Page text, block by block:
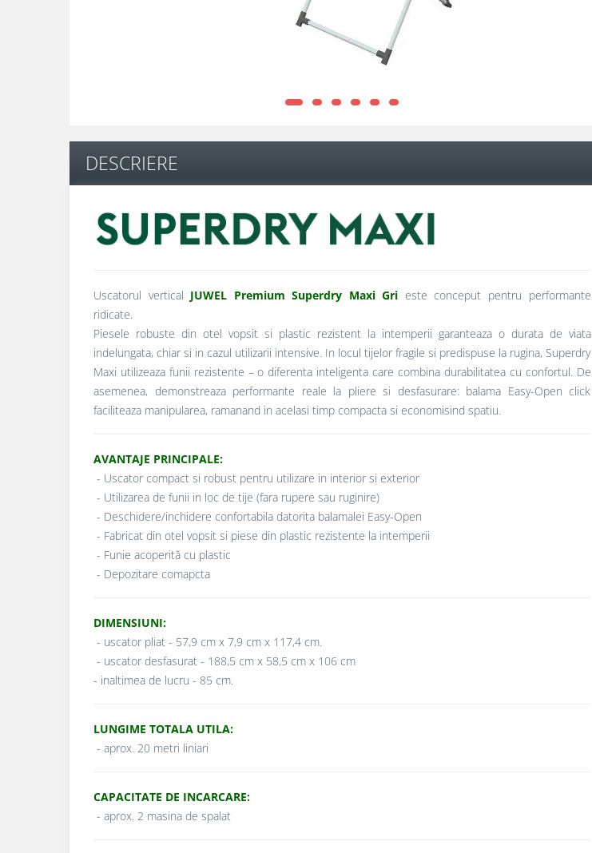
DESCRIERE
Uscatorul vertical JUWEL Premium Superdry Maxi Gri este conceput pentru performante
ridicate.
Piesele robuste din otel vopsit si plastic rezistent la intemperii garanteaza o durata de viata
indelungata, chiar si in cazul utilizarii intensive. In locul tijelor fragile si predispuse la rugina, Superdry
Maxi utilizeaza funii rezistente – o diferenta inteligenta care combina durabilitatea cu confortul. De
asemenea, demonstreaza performante reale la pliere si desfasurare: balama Easy-Open click
faciliteaza manipularea, ramanand in acelasi timp compacta si economisind spatiu.
AVANTAJE PRINCIPALE:
- Uscator compact si robust pentru utilizare in interior si exterior
- Utilizarea de funii in loc de tije (fara rupere sau ruginire)
- Deschidere/inchidere confortabila datorita balamalei Easy-Open
- Fabricat din otel vopsit si piese din plastic rezistente la intemperii
- Funie acoperită cu plastic
- Depozitare comapcta
DIMENSIUNI:
- uscator pliat - 57,9 cm x 7,9 cm x 117,4 cm.
- uscator desfasurat - 188,5 cm x 58,5 cm x 106 cm
- inaltimea de lucru - 85 cm.
LUNGIME TOTALA UTILA:
- aprox. 20 metri liniari
CAPACITATE DE INCARCARE:
- aprox. 2 masina de spalat